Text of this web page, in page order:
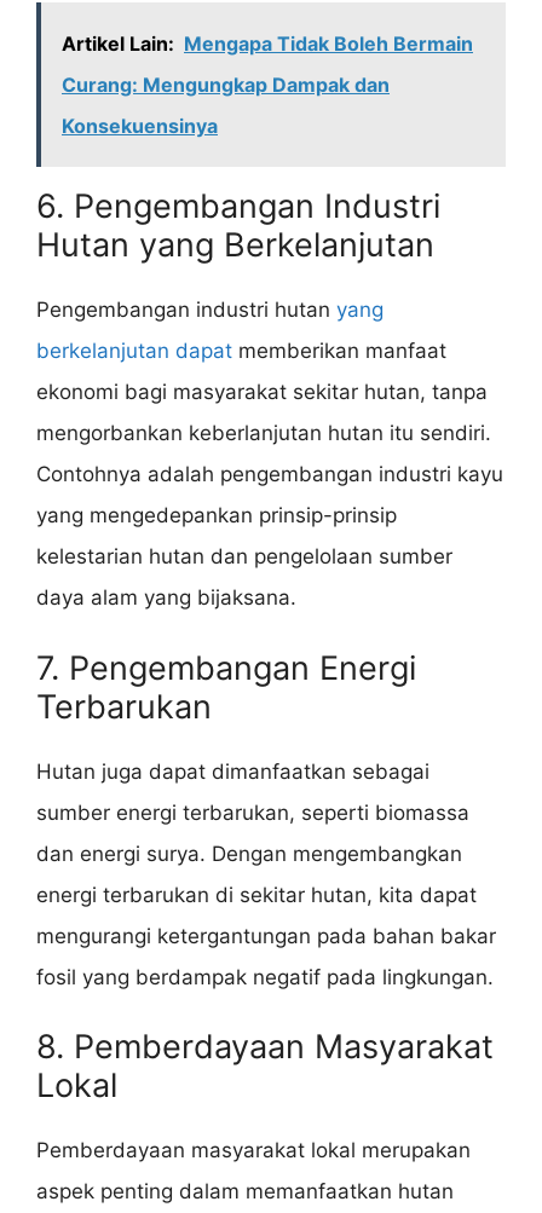
Artikel Lain: Mengapa Tidak Boleh Bermain
Curang: Mengungkap Dampak dan
Konsekuensinya
6. Pengembangan Industri
Hutan yang Berkelanjutan
Pengembangan industri hutan yang
berkelanjutan dapat memberikan manfaat
ekonomi bagi masyarakat sekitar hutan, tanpa
mengorbankan keberlanjutan hutan itu sendiri.
Contohnya adalah pengembangan industri kayu
yang mengedepankan prinsip-prinsip
kelestarian hutan dan pengelolaan sumber
daya alam yang bijaksana.
7. Pengembangan Energi
Terbarukan
Hutan juga dapat dimanfaatkan sebagai
sumber energi terbarukan, seperti biomassa
dan energi surya. Dengan mengembangkan
energi terbarukan di sekitar hutan, kita dapat
mengurangi ketergantungan pada bahan bakar
fosil yang berdampak negatif pada lingkungan.
8. Pemberdayaan Masyarakat
Lokal
Pemberdayaan masyarakat lokal merupakan
aspek penting dalam memanfaatkan hutan